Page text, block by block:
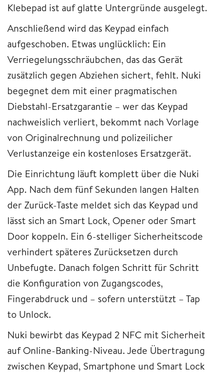
Klebepad ist auf glatte Untergründe ausgelegt.
Anschließend wird das Keypad einfach
aufgeschoben. Etwas unglücklich: Ein
Verriegelungsschräubchen, das das Gerät
zusätzlich gegen Abziehen sichert, fehlt. Nuki
begegnet dem mit einer pragmatischen
Diebstahl-Ersatzgarantie – wer das Keypad
nachweislich verliert, bekommt nach Vorlage
von Originalrechnung und polizeilicher
Verlustanzeige ein kostenloses Ersatzgerät.
Die Einrichtung läuft komplett über die Nuki
App. Nach dem fünf Sekunden langen Halten
der Zurück-Taste meldet sich das Keypad und
lässt sich an Smart Lock, Opener oder Smart
Door koppeln. Ein 6-stelliger Sicherheitscode
verhindert späteres Zurücksetzen durch
Unbefugte. Danach folgen Schritt für Schritt
die Konfiguration von Zugangscodes,
Fingerabdruck und – sofern unterstützt – Tap
to Unlock.
Nuki bewirbt das Keypad 2 NFC mit Sicherheit
auf Online-Banking-Niveau. Jede Übertragung
zwischen Keypad, Smartphone und Smart Lock